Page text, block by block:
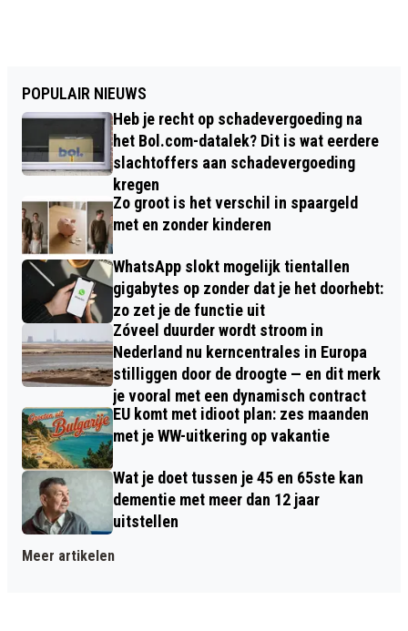
POPULAIR NIEUWS
Heb je recht op schadevergoeding na
het Bol.com-datalek? Dit is wat eerdere
slachtoffers aan schadevergoeding
kregen
Zo groot is het verschil in spaargeld
met en zonder kinderen
WhatsApp slokt mogelijk tientallen
gigabytes op zonder dat je het doorhebt:
zo zet je de functie uit
Zóveel duurder wordt stroom in
Nederland nu kerncentrales in Europa
stilliggen door de droogte — en dit merk
je vooral met een dynamisch contract
EU komt met idioot plan: zes maanden
met je WW-uitkering op vakantie
Wat je doet tussen je 45 en 65ste kan
dementie met meer dan 12 jaar
uitstellen
Meer artikelen